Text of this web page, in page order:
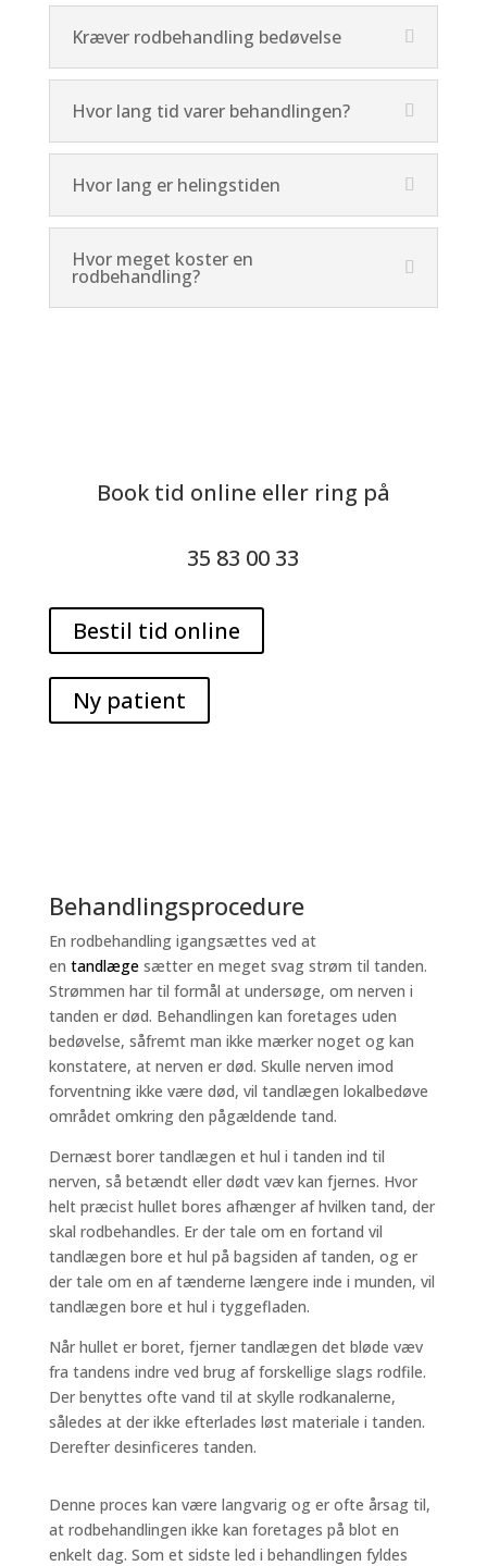
Kræver rodbehandling bedøvelse
Hvor lang tid varer behandlingen?
Hvor lang er helingstiden
Hvor meget koster en
rodbehandling?
Book tid online eller ring på
35 83 00 33
Bestil tid online
Ny patient
Behandlingsprocedure
En rodbehandling igangsættes ved at
en tandlæge sætter en meget svag strøm til tanden.
Strømmen har til formål at undersøge, om nerven i
tanden er død. Behandlingen kan foretages uden
bedøvelse, såfremt man ikke mærker noget og kan
konstatere, at nerven er død. Skulle nerven imod
forventning ikke være død, vil tandlægen lokalbedøve
området omkring den pågældende tand.
Dernæst borer tandlægen et hul i tanden ind til
nerven, så betændt eller dødt væv kan fjernes. Hvor
helt præcist hullet bores afhænger af hvilken tand, der
skal rodbehandles. Er der tale om en fortand vil
tandlægen bore et hul på bagsiden af tanden, og er
der tale om en af tænderne længere inde i munden, vil
tandlægen bore et hul i tyggefladen.
Når hullet er boret, fjerner tandlægen det bløde væv
fra tandens indre ved brug af forskellige slags rodfile.
Der benyttes ofte vand til at skylle rodkanalerne,
således at der ikke efterlades løst materiale i tanden.
Derefter desinficeres tanden.
Denne proces kan være langvarig og er ofte årsag til,
at rodbehandlingen ikke kan foretages på blot en
enkelt dag. Som et sidste led i behandlingen fyldes